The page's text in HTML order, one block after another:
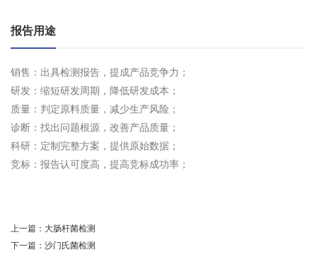
报告用途
销售：出具检测报告，提成产品竞争力；
研发：缩短研发周期，降低研发成本；
质量：判定原料质量，减少生产风险；
诊断：找出问题根源，改善产品质量；
科研：定制完整方案，提供原始数据；
竞标：报告认可度高，提高竞标成功率；
上一篇： 大肠杆菌检测
下一篇： 沙门氏菌检测